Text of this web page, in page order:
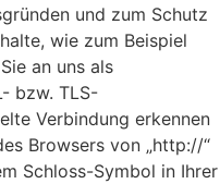
und zum Schutz
wie zum Beispiel
an uns als
bzw. TLS-
Verbindung erkennen
Browsers von „http://“
Schloss-Symbol in Ihrer